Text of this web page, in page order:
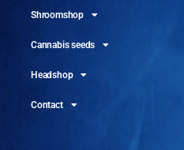
Shroomshop
Cannabis seeds
Headshop
Contact